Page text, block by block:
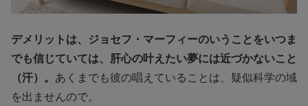
デメリットは、ジョセフ・マーフィーのいうことをいつま
でも信じていては、肝心の叶えたい夢には近づかないこと
（汗）。 あくまでも彼の唱えていることは、疑似科学の域
を出ませんので。